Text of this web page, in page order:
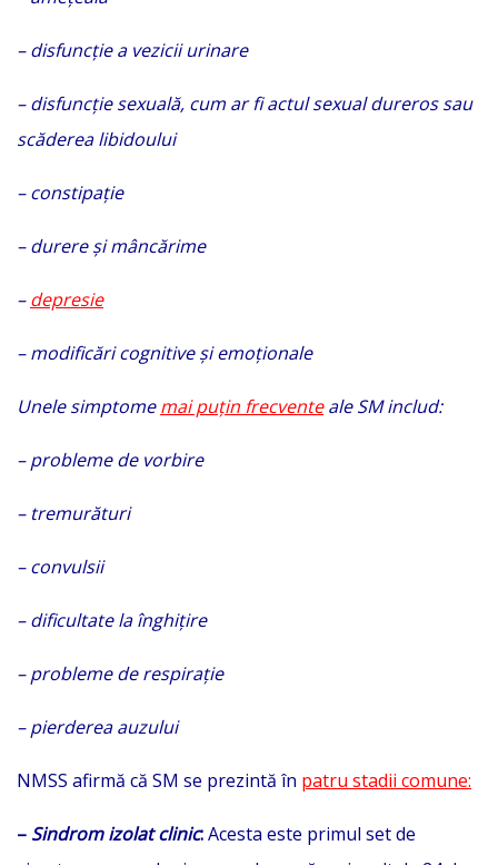
– disfuncție a vezicii urinare
– disfuncție sexuală, cum ar fi actul sexual dureros sau
scăderea libidoului
– constipație
– durere și mâncărime
–depresie
– modificări cognitive și emoționale
Unele simptomemai puțin frecventeale SM includ:
– probleme de vorbire
– tremurături
– convulsii
– dificultate la înghițire
– probleme de respirație
– pierderea auzului
NMSS afirmă că SM se prezintă în patru stadii comune:
– Sindrom izolat clinic:Acesta este primul set de